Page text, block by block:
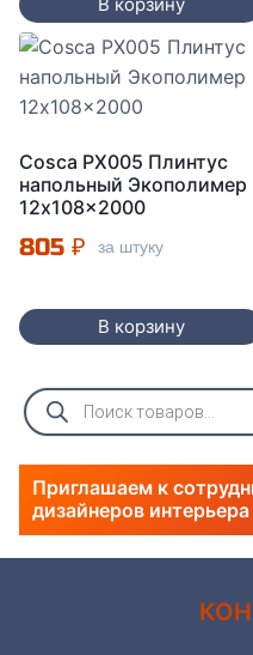
Cosca PX005 Плинтус
напольный Экополимер
12x108x2000
805 ₽ за штуку
В корзину
Поиск
товаров
Приглашаем к
дизайнеров интерьера